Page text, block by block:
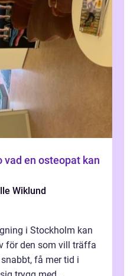
Wiklund
i Stockholm kan
för den som vill träffa
få mer tid i